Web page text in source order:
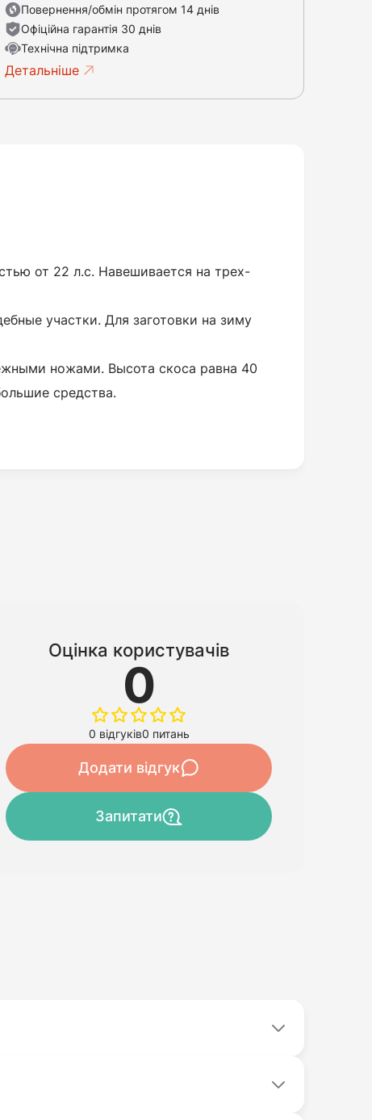
Повернення/обмін протягом 14 днів
Офіційна гарантія 30 днів
Технічна підтримка
Детальніше
от 22 л.с. Навешивается на трех-
участки. Для заготовки на зиму
ножами. Высота скоса равна 40
средства.
Оцінка користувачів
0
0 відгуків0 питань
Додати відгук
Запитати